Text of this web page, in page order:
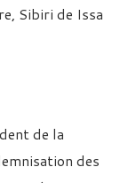
Sibiri de Issa
de la
des